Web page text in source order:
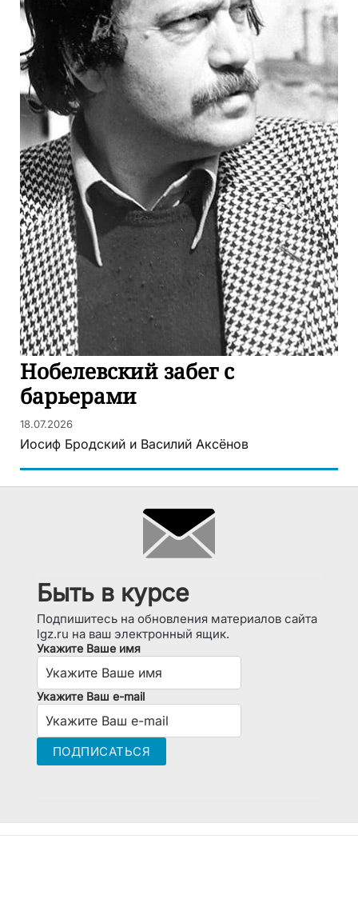
Нобелевский забег с
барьерами
18.07.2026
Иосиф Бродский и Василий Аксёнов
Быть в курсе
Подпишитесь на обновления материалов сайта
lgz.ru на ваш электронный ящик.
Укажите Ваше имя
Укажите Ваш e-mail